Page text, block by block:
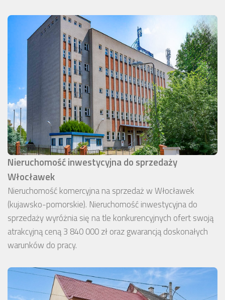
Nieruchomość inwestycyjna do sprzedaży
Włocławek
Nieruchomość komercyjna na sprzedaż w Włocławek
(kujawsko-pomorskie). Nieruchomość inwestycyjna do
sprzedaży wyróżnia się na tle konkurencyjnych ofert swoją
atrakcyjną ceną 3 840 000 zł oraz gwarancją doskonałych
warunków do pracy.